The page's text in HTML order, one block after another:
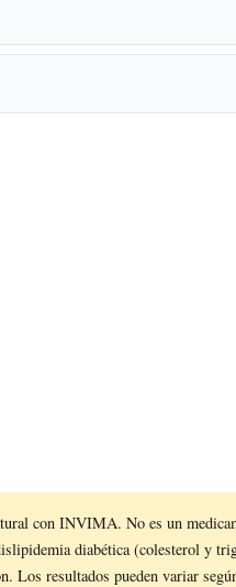
con INVIMA. No es un
diabética (colesterol y
Los resultados pueden variar